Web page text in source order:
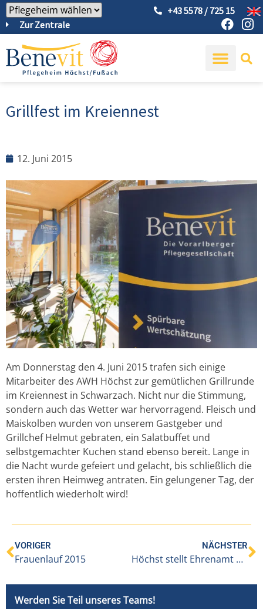
Zur Zentrale
+43 5578 / 725 15
Grillfest im Kreiennest
12. Juni 2015
Am Donnerstag den 4. Juni 2015 trafen sich einige
Mitarbeiter des AWH Höchst zur gemütlichen Grillrunde
im Kreiennest in Schwarzach. Nicht nur die Stimmung,
sondern auch das Wetter war hervorragend. Fleisch und
Maiskolben wurden von unserem Gastgeber und
Grillchef Helmut gebraten, ein Salatbuffet und
selbstgemachter Kuchen stand ebenso bereit. Lange in
die Nacht wurde gefeiert und gelacht, bis schließlich die
ersten ihren Heimweg antraten. Ein gelungener Tag, der
hoffentlich wiederholt wird!
VORIGER
Frauenlauf 2015
NÄCHSTER
Höchst stellt Ehrenamt professionell auf
Werden Sie Teil unseres Teams!